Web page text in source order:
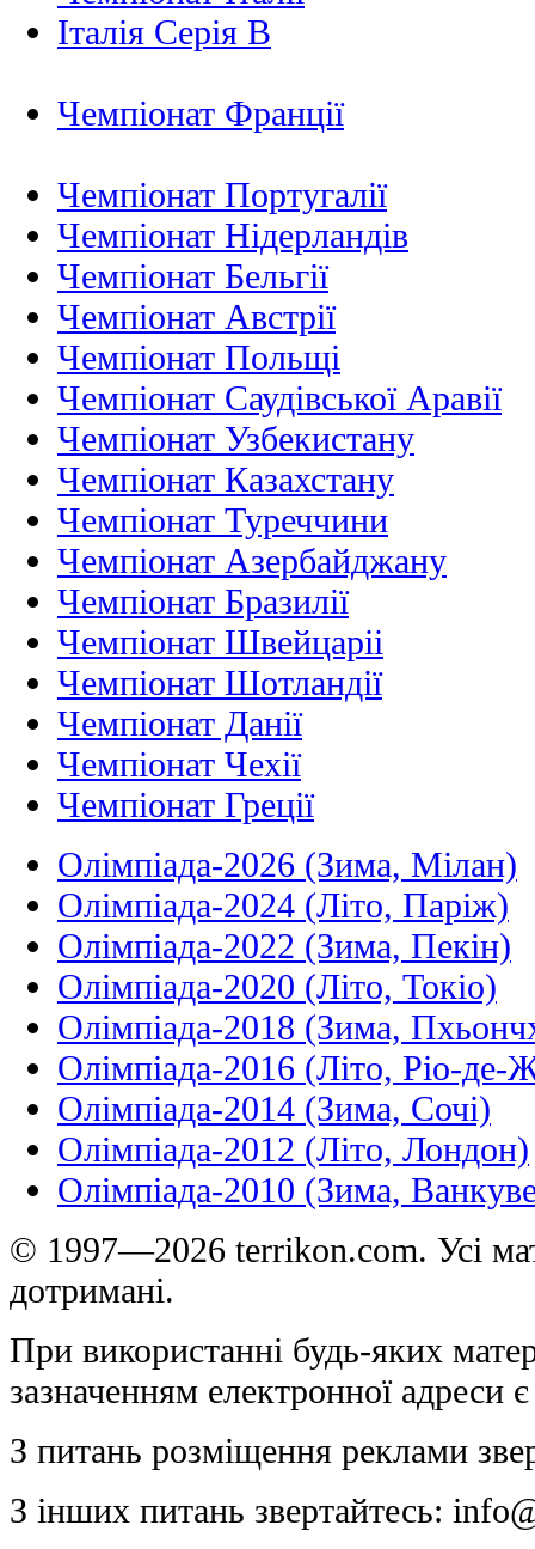
Італія Серія B
Чемпіонат Франції
Чемпіонат Португалії
Чемпіонат Нідерландiв
Чемпіонат Бельгії
Чемпіонат Австрії
Чемпіонат Польщі
Чемпіонат Саудівської Аравії
Чемпіонат Узбекистану
Чемпіонат Казахстану
Чемпіонат Туреччини
Чемпіонат Азербайджану
Чемпіонат Бразилії
Чемпіонат Швейцаріі
Чемпіонат Шотландії
Чемпіонат Данії
Чемпіонат Чехії
Чемпіонат Греції
Олімпіада-2026 (Зима, Мілан)
Олімпіада-2024 (Літо, Паріж)
Олімпіада-2022 (Зима, Пекін)
Олімпіада-2020 (Літо, Токіо)
Олімпіада-2018 (Зима,
Олімпіада-2016 (Літо, Ріо-де-
Олімпіада-2014 (Зима, Сочі)
Олімпіада-2012 (Літо, Лондон)
Олімпіада-2010 (Зима,
© 1997—2026 terrikon.com. Усі
дотримані.
При використанні будь-яких
зазначенням електронної адреси
З питань розміщення реклами
З інших питань звертайтесь: